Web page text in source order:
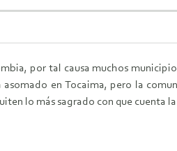
por tal causa muchos
en Tocaima, pero la
lo más sagrado con que cuenta